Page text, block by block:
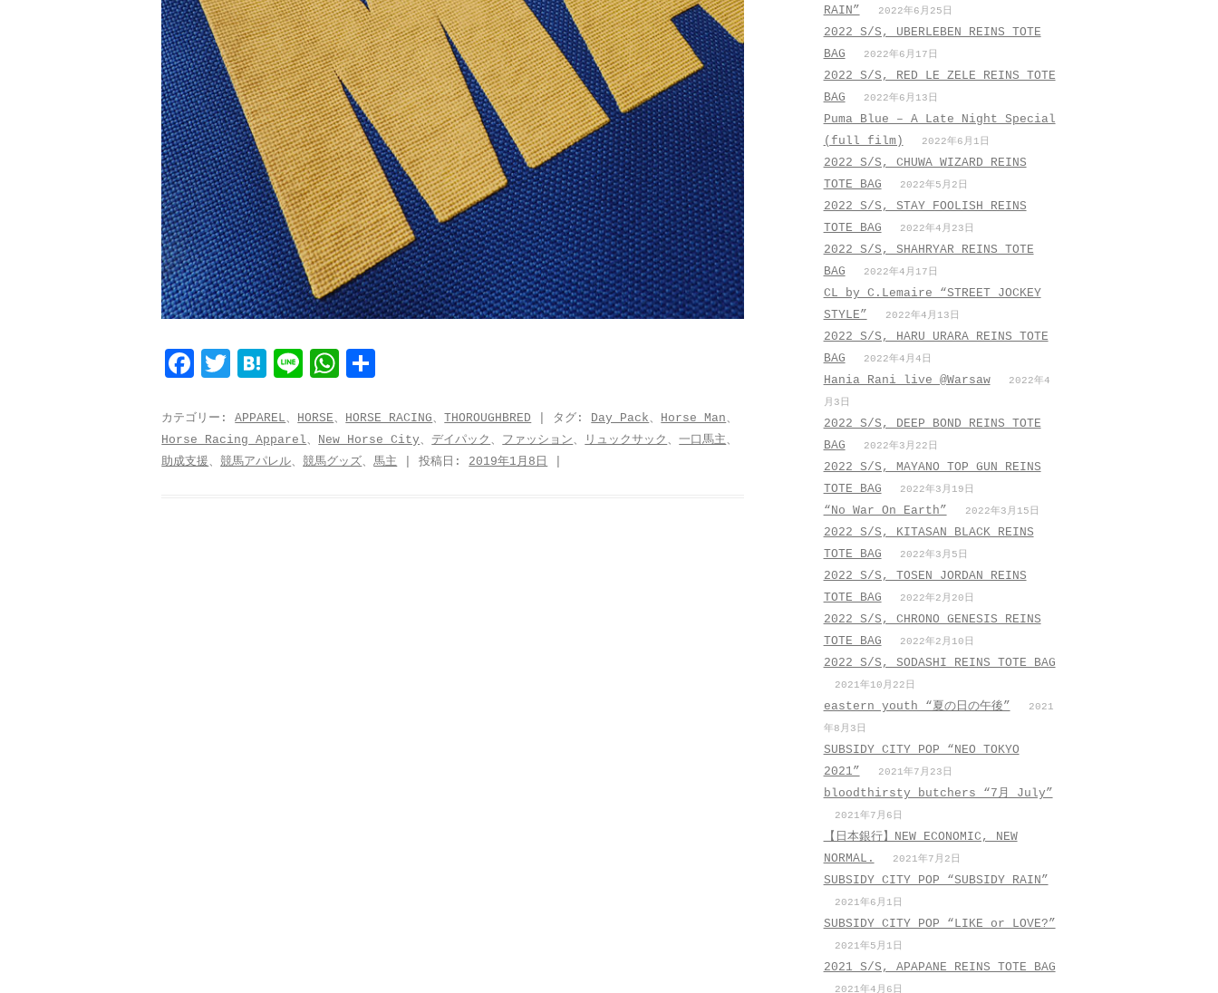
F
c
e
T
i
t
H
t
e
L
n
e
W
a
t
カテゴリー:APPAREL、 HORSE、 HORSE RACING、THOROUGHBRED | タグ: Day Pack、 Horse Man、
Horse Racing Apparel、 New Horse City、 デイパック 、 ファッション、 リュックサック 、一口馬主、
助成支援、競馬アパレル、競馬グッズ、馬主 | 投稿日: 2019年1月8日
RAIN”
2022年6月25日
2022 S/S, UBERLEBEN REINS TOTE
BAG
2022年6月17日
2022 S/S, RED LE ZELE REINS TOTE
BAG
2022年6月13日
Puma Blue – A Late Night Special
(full film)
2022年6月1日
2022 S/S, CHUWA WIZARD REINS
TOTE BAG
2022年5月2日
2022 S/S, STAY FOOLISH REINS
TOTE BAG
2022年4月23日
2022 S/S, SHAHRYAR REINS TOTE
BAG
2022年4月17日
CL by C.Lemaire “STREET JOCKEY
STYLE”
2022年4月13日
2022 S/S, HARU URARA REINS TOTE
BAG
2022年4月4日
Hania Rani live @Warsaw
2022年4
月3日
2022 S/S, DEEP BOND REINS TOTE
BAG
2022年3月22日
2022 S/S, MAYANO TOP GUN REINS
TOTE BAG
2022年3月19日
“No War On Earth” 2022年3月15日
2022 S/S, KITASAN BLACK REINS
TOTE BAG
2022年3月5日
2022 S/S, TOSEN JORDAN REINS
TOTE BAG
2022年2月20日
2022 S/S, CHRONO GENESIS REINS
TOTE BAG
2022年2月10日
2022 S/S, SODASHI REINS TOTE BAG
2021年10月22日
eastern youth “夏の日の午後”
2021
年8月3日
SUBSIDY CITY POP “NEO TOKYO
2021”
2021年7月23日
bloodthirsty butchers “7月_July”
2021年7月6日
【日本銀行】NEW ECONOMIC, NEW
NORMAL.
2021年7月2日
SUBSIDY CITY POP “SUBSIDY RAIN”
2021年6月1日
SUBSIDY CITY POP “LIKE or LOVE?”
2021年5月1日
2021 S/S, APAPANE REINS TOTE BAG
2021年4月6日